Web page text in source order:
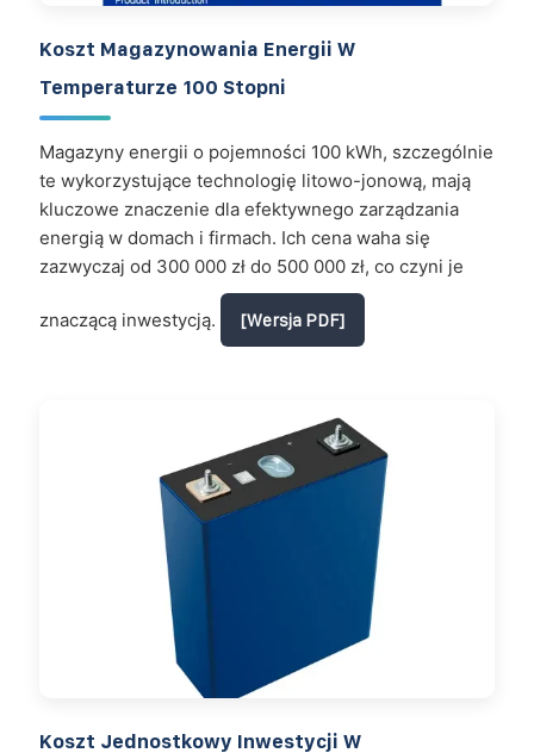
Koszt Magazynowania Energii W
Temperaturze 100 Stopni
Magazyny energii o pojemności 100 kWh, szczególnie
te wykorzystujące technologię litowo-jonową, mają
kluczowe znaczenie dla efektywnego zarządzania
energią w domach i firmach. Ich cena waha się
zazwyczaj od 300 000 zł do 500 000 zł, co czyni je
znaczącą inwestycją. [Wersja PDF]
Koszt Jednostkowy Inwestycji W